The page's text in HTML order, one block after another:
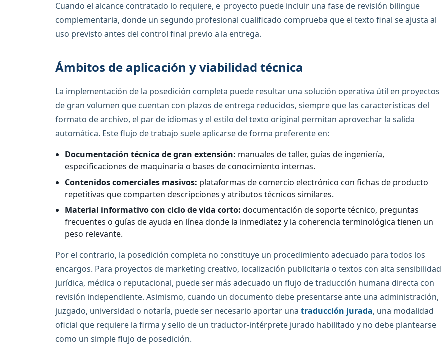
Cuando el alcance contratado lo requiere, el proyecto puede incluir una fase de revisión bilingüe
complementaria, donde un segundo profesional cualificado comprueba que el texto final se ajusta al
uso previsto antes del control final previo a la entrega.
Ámbitos de aplicación y viabilidad técnica
La implementación de la posedición completa puede resultar una solución operativa útil en proyectos
de gran volumen que cuentan con plazos de entrega reducidos, siempre que las características del
formato de archivo, el par de idiomas y el estilo del texto original permitan aprovechar la salida
automática. Este flujo de trabajo suele aplicarse de forma preferente en:
Documentación técnica de gran extensión: manuales de taller, guías de ingeniería,
especificaciones de maquinaria o bases de conocimiento internas.
Contenidos comerciales masivos: plataformas de comercio electrónico con fichas de producto
repetitivas que comparten descripciones y atributos técnicos similares.
Material informativo con ciclo de vida corto: documentación de soporte técnico, preguntas
frecuentes o guías de ayuda en línea donde la inmediatez y la coherencia terminológica tienen un
peso relevante.
Por el contrario, la posedición completa no constituye un procedimiento adecuado para todos los
encargos. Para proyectos de marketing creativo, localización publicitaria o textos con alta sensibilidad
jurídica, médica o reputacional, puede ser más adecuado un flujo de traducción humana directa con
revisión independiente. Asimismo, cuando un documento debe presentarse ante una administración,
juzgado, universidad o notaría, puede ser necesario aportar una traducción jurada, una modalidad
oficial que requiere la firma y sello de un traductor-intérprete jurado habilitado y no debe plantearse
como un simple flujo de posedición.